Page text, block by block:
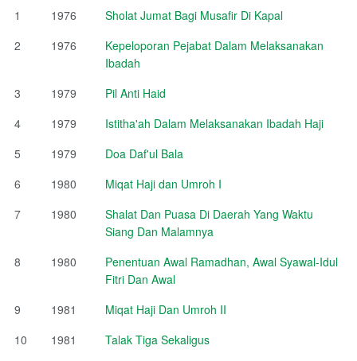
No
Tahun Tentang
1 1976
Sholat Jumat Bagi Musafir Di Kapal
2
1976
Kepeloporan Pejabat Dalam Melaksanakan
Ibadah
3
1979
Pil Anti Haid
4
1979
Istitha'ah Dalam Melaksanakan Ibadah Haji
5
1979
Doa Daf'ul Bala
6
1980
Miqat Haji dan Umroh I
7
1980
Shalat Dan Puasa Di Daerah Yang Waktu
Siang Dan Malamnya
8
1980
Penentuan Awal Ramadhan, Awal Syawal-Idul
Fitri Dan Awal
9
1981
Miqat Haji Dan Umroh II
10
1981 Talak Tiga Sekaligus